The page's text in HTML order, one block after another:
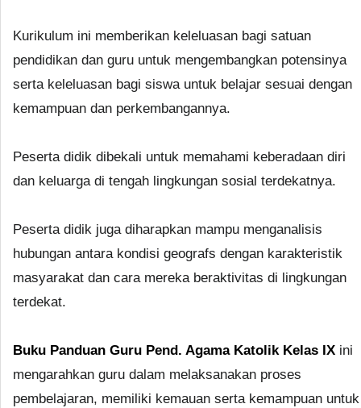
Kurikulum ini memberikan keleluasan bagi satuan
pendidikan dan guru untuk mengembangkan potensinya
serta keleluasan bagi siswa untuk belajar sesuai dengan
kemampuan dan perkembangannya.
Peserta didik dibekali untuk memahami keberadaan diri
dan keluarga di tengah lingkungan sosial terdekatnya.
Peserta didik juga diharapkan mampu menganalisis
hubungan antara kondisi geografs dengan karakteristik
masyarakat dan cara mereka beraktivitas di lingkungan
terdekat.
Buku Panduan Guru Pend. Agama Katolik Kelas IX ini
mengarahkan guru dalam melaksanakan proses
pembelajaran, memiliki kemauan serta kemampuan untuk